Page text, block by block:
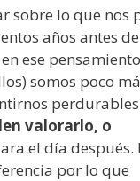
sobre lo que nos
años antes
ese
somos poco
valorarlo, o
el día después.
por lo que